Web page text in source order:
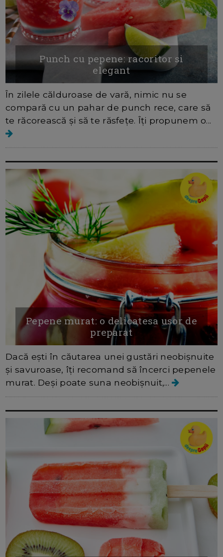
Punch cu pepene: racoritor si
elegant
În zilele călduroase de vară, nimic nu se
compară cu un pahar de punch rece, care să
te răcorească și să te răsfețe. Îți propunem o...
Pepene murat: o delicatesa usor de
preparat
Dacă ești în căutarea unei gustări neobișnuite
și savuroase, îți recomand să încerci pepenele
murat. Deși poate suna neobișnuit,...